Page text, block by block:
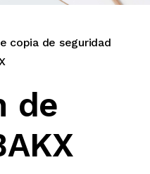
copia de seguridad
de